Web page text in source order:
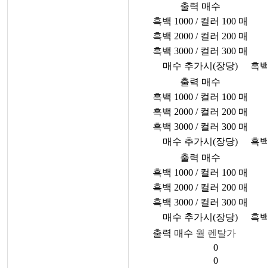
출력 매수
흑백 1000 / 컬러 100 매
흑백 2000 / 컬러 200 매
흑백 3000 / 컬러 300 매
매수 추가시(장당)
흑
출력 매수
흑백 1000 / 컬러 100 매
흑백 2000 / 컬러 200 매
흑백 3000 / 컬러 300 매
매수 추가시(장당)
흑
출력 매수
흑백 1000 / 컬러 100 매
흑백 2000 / 컬러 200 매
흑백 3000 / 컬러 300 매
매수 추가시(장당)
흑
출력 매수 월 렌탈가
0
0